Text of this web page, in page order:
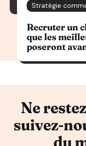
Stratégie
Recruter un
que les
poseront
Ne
suivez-
du